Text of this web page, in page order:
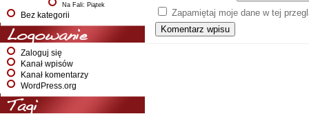
Na Fali: Piątek
Bez kategorii
Logowanie
Zaloguj się
Kanał wpisów
Kanał komentarzy
WordPress.org
Tagi
Zapamiętaj moje dane w tej